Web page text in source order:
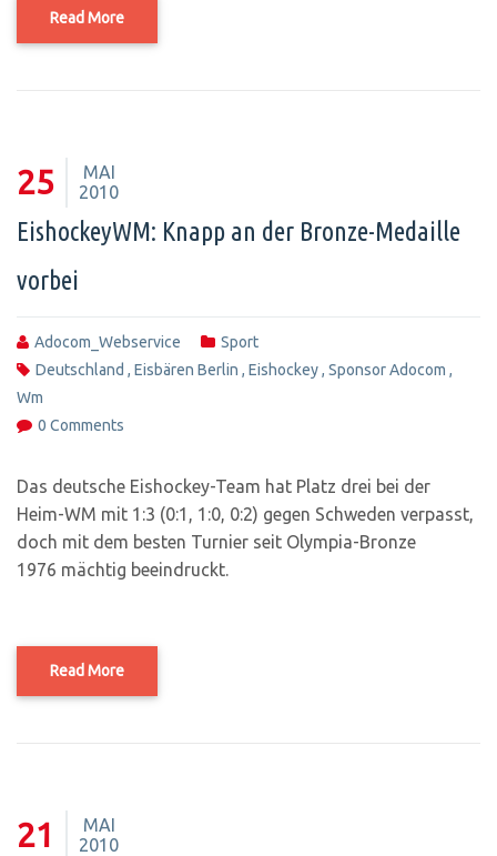
Read More
25
MAI
2010
EishockeyWM: Knapp an der Bronze-Medaille
vorbei
Adocom_Webservice
Sport
Deutschland , Eisbären Berlin , Eishockey, Sponsor Adocom ,
Wm
0 Comments
Das deutsche Eishockey-Team hat Platz drei bei der
Heim-WM mit 1:3 (0:1, 1:0, 0:2) gegen Schweden verpasst,
doch mit dem besten Turnier seit Olympia-Bronze
1976 mächtig beeindruckt.
Read More
21
MAI
2010